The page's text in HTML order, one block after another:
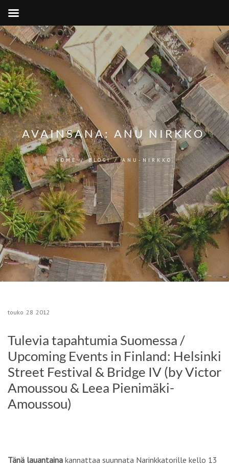
AVAINSANA: ANU NIRKKO
HOME/BLOGI/ANU-NIRKKO
touko 28 2012
Tulevia tapahtumia Suomessa /
Upcoming Events in Finland: Helsinki
Street Festival & Bridge IV (by Victor
Amoussou & Leea Pienimäki-
Amoussou)
Tänä lauantaina kannattaa suunnata Narinkkatorille kello 13